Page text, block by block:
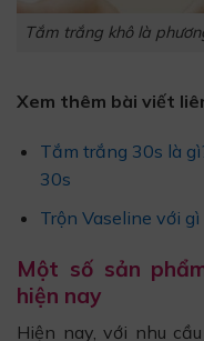
Tắm trắng khô là
Xem thêm bài viết
Tắm trắng 30s là
30s
Trộn Vaseline với
Một số sản
hiện nay
Hiện nay, với nhu